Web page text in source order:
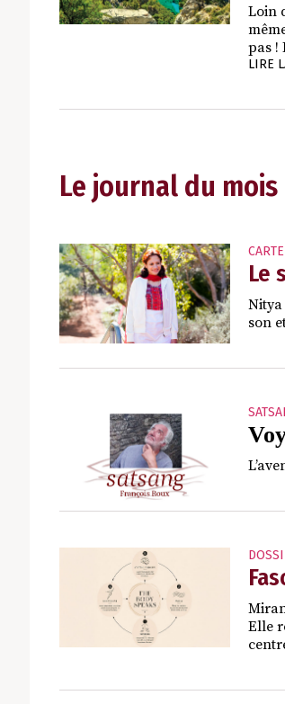
Loin
pas !
LIRE
Le journal du mois
Le
Nitya
son
Elle